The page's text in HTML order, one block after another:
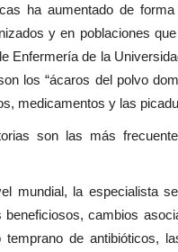
ha aumentado de
y en poblaciones
Enfermería de la
los “ácaros del polvo
medicamentos y las
son las más
mundial, la especialista
cambios
de antibióticos,
Fiesta
Editora